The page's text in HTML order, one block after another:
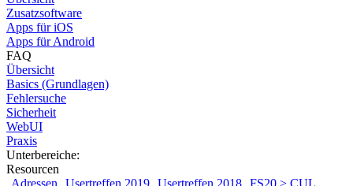
Zusatzsoftware
Apps für iOS
Apps für Android
FAQ
Übersicht
Basics (Grundlagen)
Fehlersuche
Sicherheit
WebUI
Praxis
Unterbereiche:
Resourcen
Adressen
Usertreffen 2019 Usertreffen 2018 FS20 > CUL